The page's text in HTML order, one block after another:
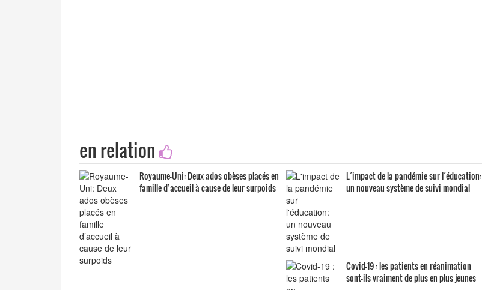
en relation
Royaume-Uni: Deux ados obèses placés en
famille d’accueil à cause de leur surpoids
L´impact de la pandémie sur l´éducation:
un nouveau système de suivi mondial
Covid-19 : les patients en réanimation
sont-ils vraiment de plus en plus jeunes